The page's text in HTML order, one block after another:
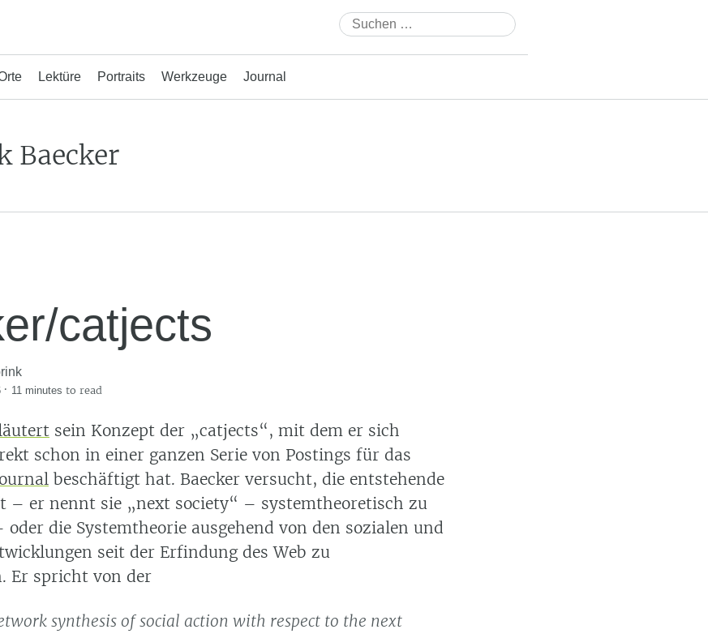
Suchen
nach:
Lektüre Portraits Werkzeuge Journal
Baecker
catjects
· 11 minutes to read
sein Konzept der catjects
, mit dem er sich
schon in einer ganzen Serie von Postings für das
beschäftigt hat. Baecker versucht, die entstehende
– er nennt sie
next society
– systemtheoretisch zu
die Systemtheorie ausgehend von den sozialen und
seit der Erfindung des Web zu
Er spricht von der
synthesis of social action with respect to the next